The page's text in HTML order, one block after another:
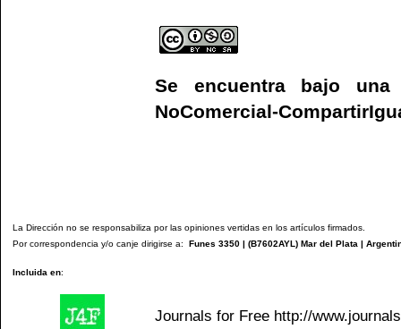
Se encuentra bajo
NoComercial-
La Dirección no se responsabiliza por las opiniones vertidas en los artículos firmados.
Por correspondencia y/o canje dirigirse a: Funes 3350 | (B7602AYL) Mar del Plata |
Incluida en:
Journals for Free http://